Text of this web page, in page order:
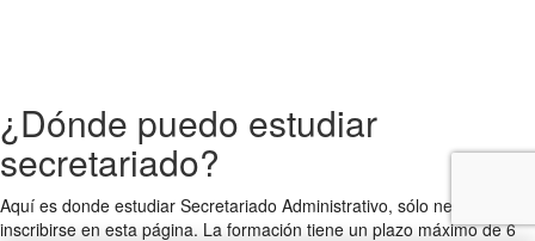
¿Dónde puedo estudiar
secretariado?
Aquí es donde estudiar Secretariado Administrativo, sólo necesita
inscribirse en esta página. La formación tiene un plazo máximo de 6